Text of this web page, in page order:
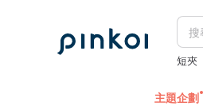
短夾
主題企劃